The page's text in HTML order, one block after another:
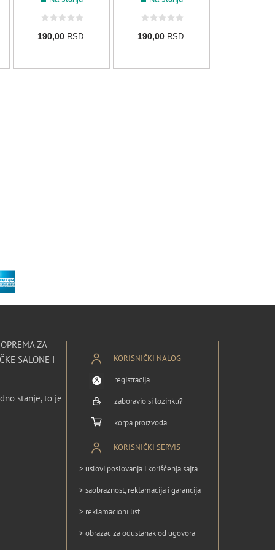
190,00 RSD 190,00 RSD
ZA
SALONE I
stanje, to je
KORISNIČKI NALOG
registracija
zaboravio si lozinku?
korpa proizvoda
KORISNIČKI SERVIS
> uslovi poslovanja i korišćenja sajta
> saobraznost, reklamacija i garancija
> reklamacioni list
> obrazac za odustanak od ugovora